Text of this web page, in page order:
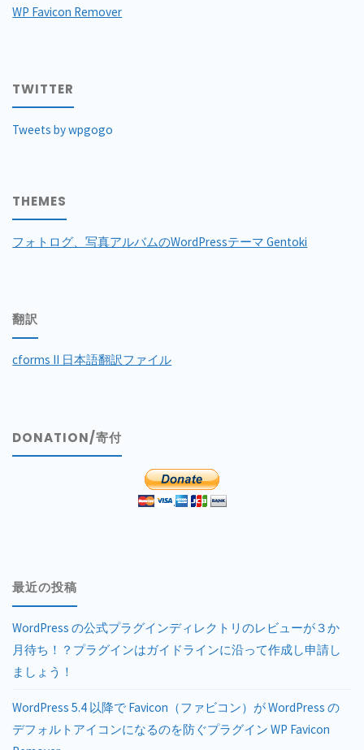
WP Favicon Remover
TWITTER
Tweets by wpgogo
THEMES
フォトログ、写真アルバムのWordPressテーマ Gentoki
翻訳
cforms II 日本語翻訳ファイル
DONATION/寄付
最近の投稿
WordPress の公式プラグインディレクトリのレビューが３か
月待ち！？プラグインはガイドラインに沿って作成し申請し
ましょう！
WordPress 5.4 以降で Favicon（ファビコン）が WordPress の
デフォルトアイコンになるのを防ぐプラグイン WP Favicon